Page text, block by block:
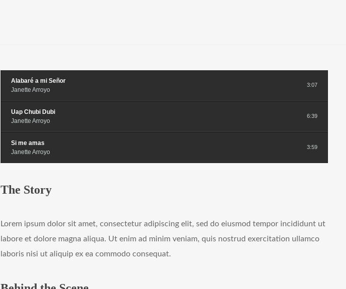
Alabaré a mi Señor
Janette Arroyo
3:07
Uap Chubi Dubi
Janette Arroyo
6:39
Si me amas
Janette Arroyo
3:59
The Story
Lorem ipsum dolor sit amet, consectetur adipiscing elit, sed do eiusmod tempor incididunt ut
labore et dolore magna aliqua. Ut enim ad minim veniam, quis nostrud exercitation ullamco
laboris nisi ut aliquip ex ea commodo consequat.